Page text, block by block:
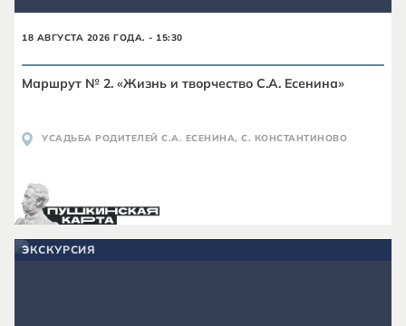
18 АВГУСТА 2026 ГОДА. - 15:30
Маршрут № 2. «Жизнь и творчество С.А. Есенина»
УСАДЬБА РОДИТЕЛЕЙ С.А. ЕСЕНИНА, С. КОНСТАНТИНОВО
ЭКСКУРСИЯ